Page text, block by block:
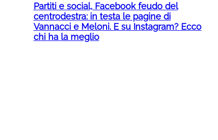
Partiti e social, Facebook feudo del
centrodestra: in testa le pagine di
Vannacci e Meloni. E su Instagram? Ecco
chi ha la meglio